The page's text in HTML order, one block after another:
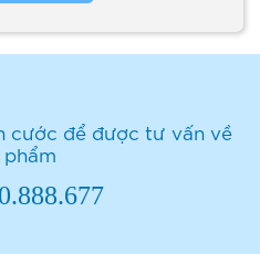
cước để được tư vấn về
phẩm